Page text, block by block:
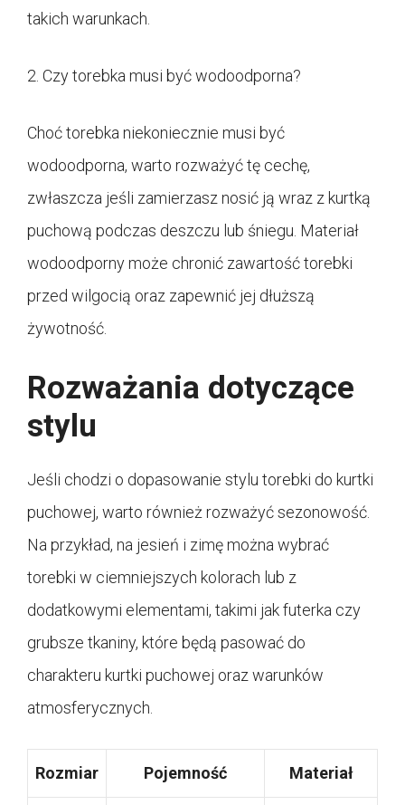
takich warunkach.
2. Czy torebka musi być wodoodporna?
Choć torebka niekoniecznie musi być
wodoodporna, warto rozważyć tę cechę,
zwłaszcza jeśli zamierzasz nosić ją wraz z kurtką
puchową podczas deszczu lub śniegu. Materiał
wodoodporny może chronić zawartość torebki
przed wilgocią oraz zapewnić jej dłuższą
żywotność.
Rozważania dotyczące
stylu
Jeśli chodzi o dopasowanie stylu torebki do kurtki
puchowej, warto również rozważyć sezonowość.
Na przykład, na jesień i zimę można wybrać
torebki w ciemniejszych kolorach lub z
dodatkowymi elementami, takimi jak futerka czy
grubsze tkaniny, które będą pasować do
charakteru kurtki puchowej oraz warunków
atmosferycznych.
Rozmiar Pojemność Materiał